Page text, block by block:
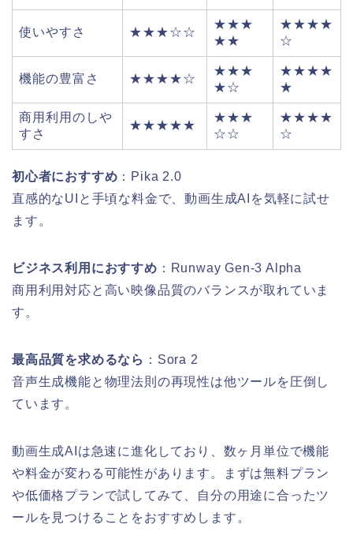
使いやすさ ★★★☆☆
★★★
★★
★★★★
☆
機能の豊富さ ★★★★☆
★★★
★☆
★★★★
★
商用利用のしや
すさ
★★★★★
★★★
☆☆
★★★★
☆
初心者におすすめ ：Pika 2.0
直感的なUIと手頃な料金で、動画生成AIを気軽に試せ
ます。
ビジネス利用におすすめ ：Runway Gen-3 Alpha
商用利用対応と高い映像品質のバランスが取れていま
す。
最高品質を求めるなら ：Sora 2
音声生成機能と物理法則の再現性は他ツールを圧倒し
ています。
動画生成AIは急速に進化しており、数ヶ月単位で機能
や料金が変わる可能性があります。まずは無料プラン
や低価格プランで試してみて、自分の用途に合ったツ
ールを見つけることをおすすめします。